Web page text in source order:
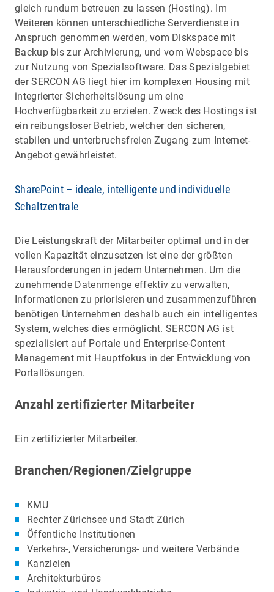
gleich rundum betreuen zu lassen (Hosting). Im
Weiteren können unterschiedliche Serverdienste in
Anspruch genommen werden, vom Diskspace mit
Backup bis zur Archivierung, und vom Webspace bis
zur Nutzung von Spezialsoftware. Das Spezialgebiet
der SERCON AG liegt hier im komplexen Housing mit
integrierter Sicherheitslösung um eine
Hochverfügbarkeit zu erzielen. Zweck des Hostings ist
ein reibungsloser Betrieb, welcher den sicheren,
stabilen und unterbruchsfreien Zugang zum Internet-
Angebot gewährleistet.
SharePoint – ideale, intelligente und individuelle
Schaltzentrale
Die Leistungskraft der Mitarbeiter optimal und in der
vollen Kapazität einzusetzen ist eine der größten
Herausforderungen in jedem Unternehmen. Um die
zunehmende Datenmenge effektiv zu verwalten,
Informationen zu priorisieren und zusammenzuführen
benötigen Unternehmen deshalb auch ein intelligentes
System, welches dies ermöglicht. SERCON AG ist
spezialisiert auf Portale und Enterprise-Content
Management mit Hauptfokus in der Entwicklung von
Portallösungen.
Anzahl zertifizierter Mitarbeiter
Ein zertifizierter Mitarbeiter.
Branchen/Regionen/Zielgruppe
KMU
Rechter Zürichsee und Stadt Zürich
Öffentliche Institutionen
Verkehrs-, Versicherungs- und weitere Verbände
Kanzleien
Architekturbüros